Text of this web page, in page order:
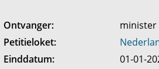
Ontvanger:
minister
Petitieloket:
Einddatum:
01-01-